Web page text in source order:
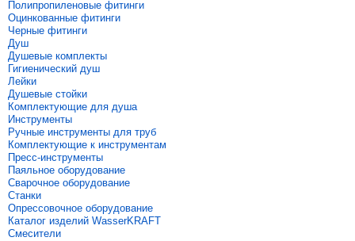
Полипропиленовые фитинги
Оцинкованные фитинги
Черные фитинги
Душ
Душевые комплекты
Гигиенический душ
Лейки
Душевые стойки
Комплектующие для душа
Инструменты
Ручные инструменты для труб
Комплектующие к инструментам
Пресс-инструменты
Паяльное оборудование
Сварочное оборудование
Станки
Опрессовочное оборудование
Каталог изделий WasserKRAFT
Смесители